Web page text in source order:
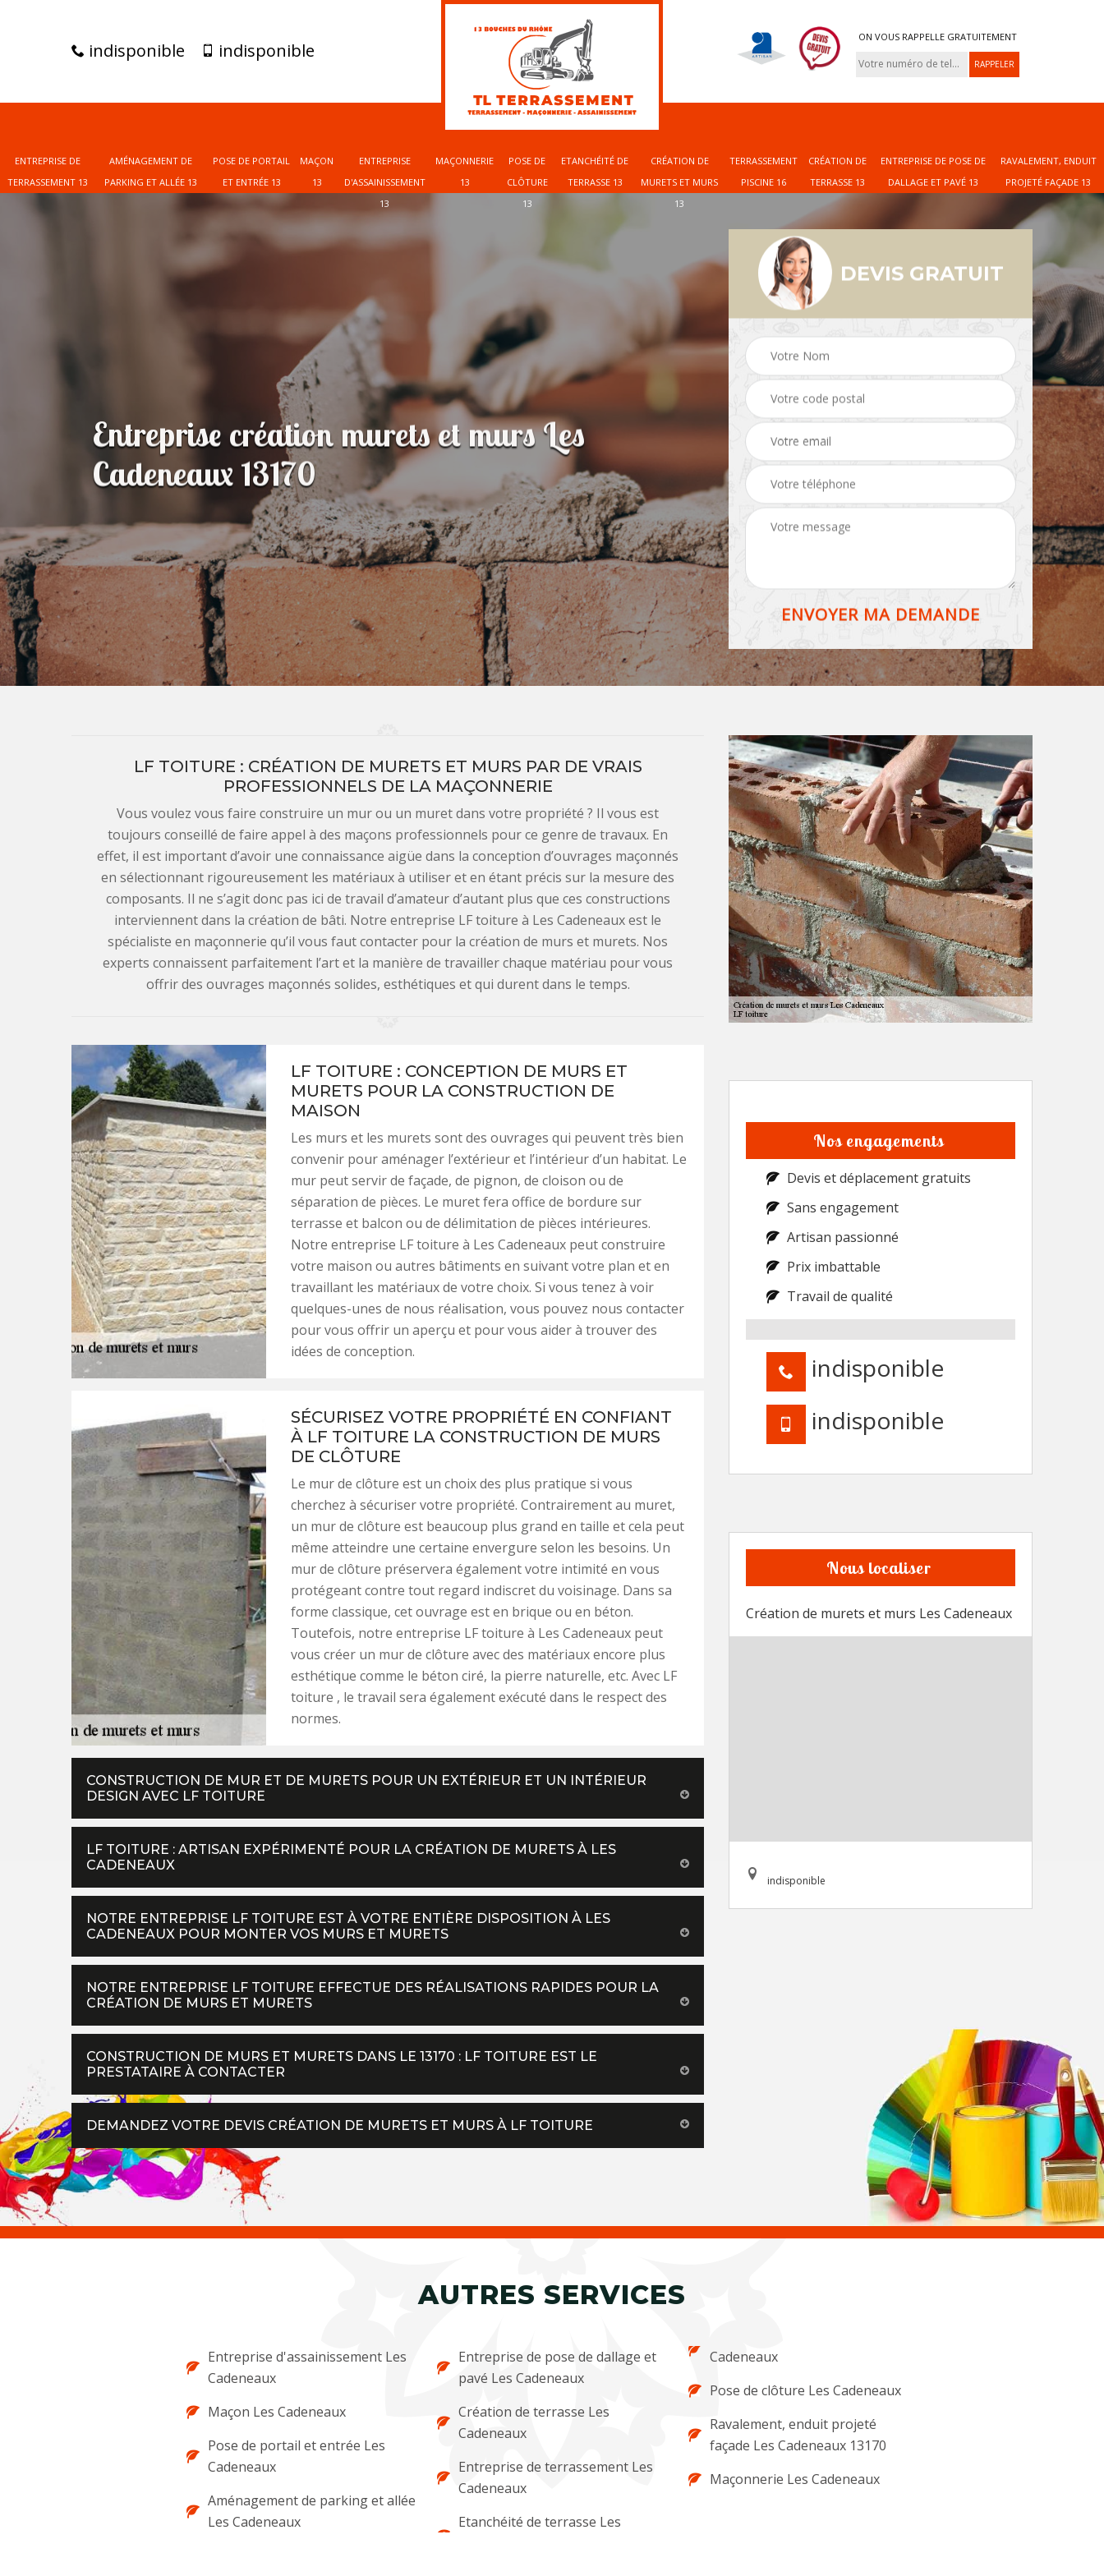
indisponible indisponible
ON VOUS RAPPELLE GRATUITEMENT
ENTREPRISE DE
TERRASSEMENT 13
AMÉNAGEMENT DE
PARKING ET ALLÉE 13
POSE DE PORTAIL
ET ENTRÉE 13
MAÇON
13
ENTREPRISE
D'ASSAINISSEMENT
13
MAÇONNERIE
13
POSE DE
CLÔTURE
13
ETANCHÉITÉ DE
TERRASSE 13
CRÉATION DE
MURETS ET MURS
13
TERRASSEMENT
PISCINE 16
CRÉATION DE
TERRASSE 13
ENTREPRISE DE POSE DE
DALLAGE ET PAVÉ 13
RAVALEMENT, ENDUIT
PROJETÉ FAÇADE 13
Entreprise création murets et murs Les
Cadeneaux 13170
DEVIS GRATUIT
LF TOITURE : CRÉATION DE MURETS ET MURS PAR DE VRAIS
PROFESSIONNELS DE LA MAÇONNERIE
Vous voulez vous faire construire un mur ou un muret dans votre propriété ? Il vous est
toujours conseillé de faire appel à des maçons professionnels pour ce genre de travaux. En
effet, il est important d’avoir une connaissance aigüe dans la conception d’ouvrages maçonnés
en sélectionnant rigoureusement les matériaux à utiliser et en étant précis sur la mesure des
composants. Il ne s’agit donc pas ici de travail d’amateur d’autant plus que ces constructions
interviennent dans la création de bâti. Notre entreprise LF toiture à Les Cadeneaux est le
spécialiste en maçonnerie qu’il vous faut contacter pour la création de murs et murets. Nos
experts connaissent parfaitement l’art et la manière de travailler chaque matériau pour vous
offrir des ouvrages maçonnés solides, esthétiques et qui durent dans le temps.
LF TOITURE : CONCEPTION DE MURS ET
MURETS POUR LA CONSTRUCTION DE
MAISON
Les murs et les murets sont des ouvrages qui peuvent très bien
convenir pour aménager l’extérieur et l’intérieur d’un habitat. Le
mur peut servir de façade, de pignon, de cloison ou de
séparation de pièces. Le muret fera office de bordure sur
terrasse et balcon ou de délimitation de pièces intérieures.
Notre entreprise LF toiture à Les Cadeneaux peut construire
votre maison ou autres bâtiments en suivant votre plan et en
travaillant les matériaux de votre choix. Si vous tenez à voir
quelques-unes de nous réalisation, vous pouvez nous contacter
pour vous offrir un aperçu et pour vous aider à trouver des
idées de conception.
SÉCURISEZ VOTRE PROPRIÉTÉ EN CONFIANT
À LF TOITURE LA CONSTRUCTION DE MURS
DE CLÔTURE
Le mur de clôture est un choix des plus pratique si vous
cherchez à sécuriser votre propriété. Contrairement au muret,
un mur de clôture est beaucoup plus grand en taille et cela peut
même atteindre une certaine envergure selon les besoins. Un
mur de clôture préservera également votre intimité en vous
protégeant contre tout regard indiscret du voisinage. Dans sa
forme classique, cet ouvrage est en brique ou en béton.
Toutefois, notre entreprise LF toiture à Les Cadeneaux peut
vous créer un mur de clôture avec des matériaux encore plus
esthétique comme le béton ciré, la pierre naturelle, etc. Avec LF
toiture , le travail sera également exécuté dans le respect des
normes.
CONSTRUCTION DE MUR ET DE MURETS POUR UN EXTÉRIEUR ET UN INTÉRIEUR
DESIGN AVEC LF TOITURE
LF TOITURE : ARTISAN EXPÉRIMENTÉ POUR LA CRÉATION DE MURETS À LES
CADENEAUX
NOTRE ENTREPRISE LF TOITURE EST À VOTRE ENTIÈRE DISPOSITION À LES
CADENEAUX POUR MONTER VOS MURS ET MURETS
NOTRE ENTREPRISE LF TOITURE EFFECTUE DES RÉALISATIONS RAPIDES POUR LA
CRÉATION DE MURS ET MURETS
CONSTRUCTION DE MURS ET MURETS DANS LE 13170 : LF TOITURE EST LE
PRESTATAIRE À CONTACTER
DEMANDEZ VOTRE DEVIS CRÉATION DE MURETS ET MURS À LF TOITURE
Nos engagements
Devis et déplacement gratuits
Sans engagement
Artisan passionné
Prix imbattable
Travail de qualité
indisponible
indisponible
Nous localiser
Création de murets et murs Les Cadeneaux
indisponible
AUTRES SERVICES
Entreprise d'assainissement Les
Cadeneaux
Maçon Les Cadeneaux
Pose de portail et entrée Les
Cadeneaux
Aménagement de parking et allée
Les Cadeneaux
Entreprise de pose de dallage et
pavé Les Cadeneaux
Création de terrasse Les
Cadeneaux
Entreprise de terrassement Les
Cadeneaux
Etanchéité de terrasse Les
Cadeneaux
Pose de clôture Les Cadeneaux
Ravalement, enduit projeté
façade Les Cadeneaux 13170
Maçonnerie Les Cadeneaux